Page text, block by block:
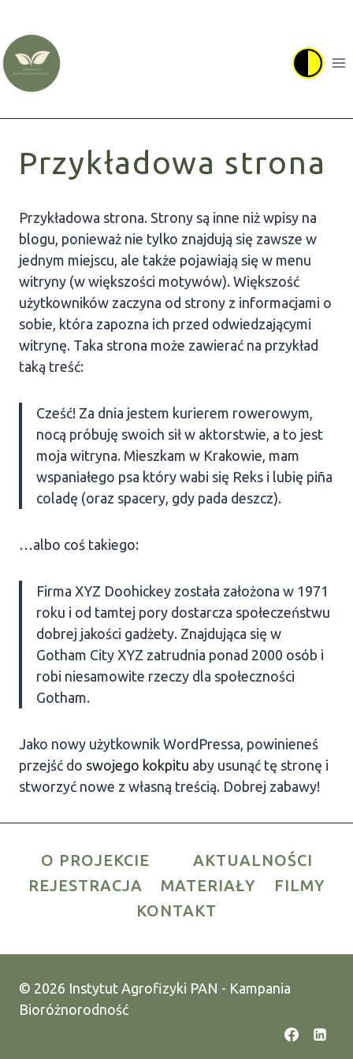
treści
Przykładowa strona
Przykładowa strona. Strony są inne niż wpisy na
blogu, ponieważ nie tylko znajdują się zawsze w
jednym miejscu, ale także pojawiają się w menu
witryny (w większości motywów). Większość
użytkowników zaczyna od strony z informacjami o
sobie, która zapozna ich przed odwiedzającymi
witrynę. Taka strona może zawierać na przykład
taką treść:
Cześć! Za dnia jestem kurierem rowerowym,
nocą próbuję swoich sił w aktorstwie, a to jest
moja witryna. Mieszkam w Krakowie, mam
wspaniałego psa który wabi się Reks i lubię piña
coladę (oraz spacery, gdy pada deszcz).
…albo coś takiego:
Firma XYZ Doohickey została założona w 1971
roku i od tamtej pory dostarcza społeczeństwu
dobrej jakości gadżety. Znajdująca się w
Gotham City XYZ zatrudnia ponad 2000 osób i
robi niesamowite rzeczy dla społeczności
Gotham.
Jako nowy użytkownik WordPressa, powinieneś
przejść do swojego kokpitu aby usunąć tę stronę i
stworzyć nowe z własną treścią. Dobrej zabawy!
O PROJEKCIE
AKTUALNOŚCI
REJESTRACJA
MATERIAŁY
FILMY
KONTAKT
© 2026 Instytut Agrofizyki PAN - Kampania
Bioróżnorodność